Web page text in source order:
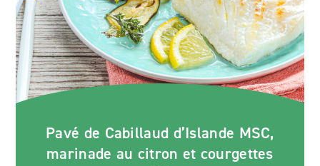
Pavé de Cabillaud d’Islande MSC,
marinade au citron et courgettes